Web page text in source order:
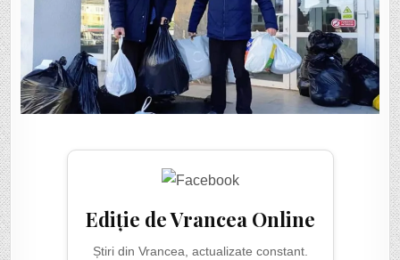
Ediție de Vrancea Online
Știri din Vrancea, actualizate constant.